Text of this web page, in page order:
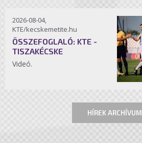
2026-08-04,
KTE/kecskemetite.hu
ÖSSZEFOGLALÓ: KTE -
TISZAKÉCSKE
Videó.
HÍREK ARCHÍVUM